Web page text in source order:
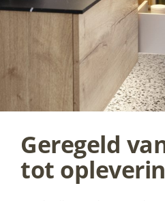
Geregeld
tot